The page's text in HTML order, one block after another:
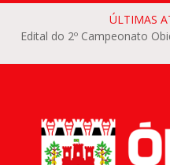
ÚLTIMAS
Edital do 2º Campeonato